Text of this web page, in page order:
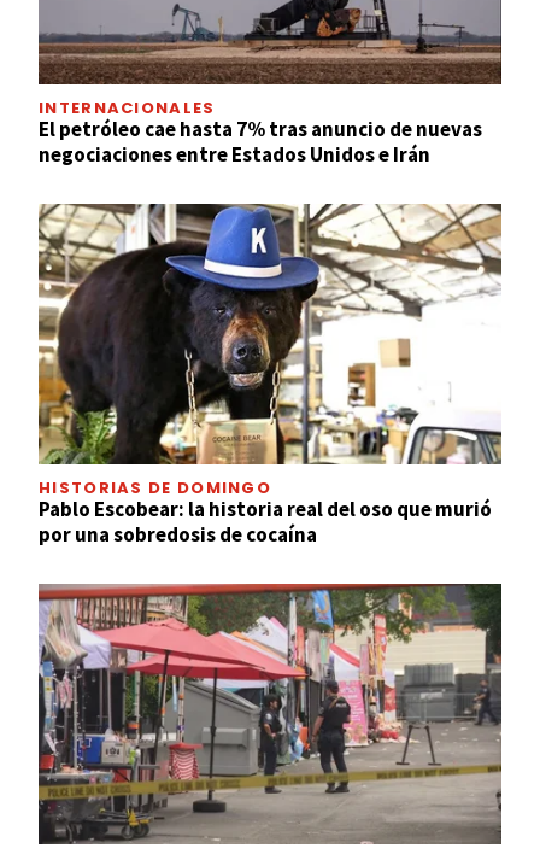
INTERNACIONALES
El petróleo cae hasta 7% tras anuncio de nuevas
negociaciones entre Estados Unidos e Irán
HISTORIAS DE DOMINGO
Pablo Escobear: la historia real del oso que murió
por una sobredosis de cocaína